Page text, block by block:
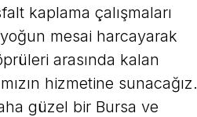
kaplama çalışmaları
mesai harcayarak
arasında kalan
hizmetine sunacağız.
güzel bir Bursa ve